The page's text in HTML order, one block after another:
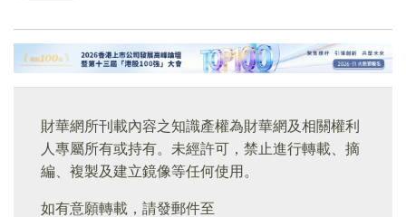
財華網所刊載內容之知識產權為財華網及相關權利
人專屬所有或持有。未經許可，禁止進行轉載、摘
編、複製及建立鏡像等任何使用。
如有意願轉載，請發郵件至